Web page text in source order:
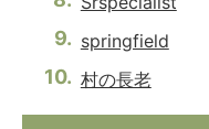
springfield
村の長老